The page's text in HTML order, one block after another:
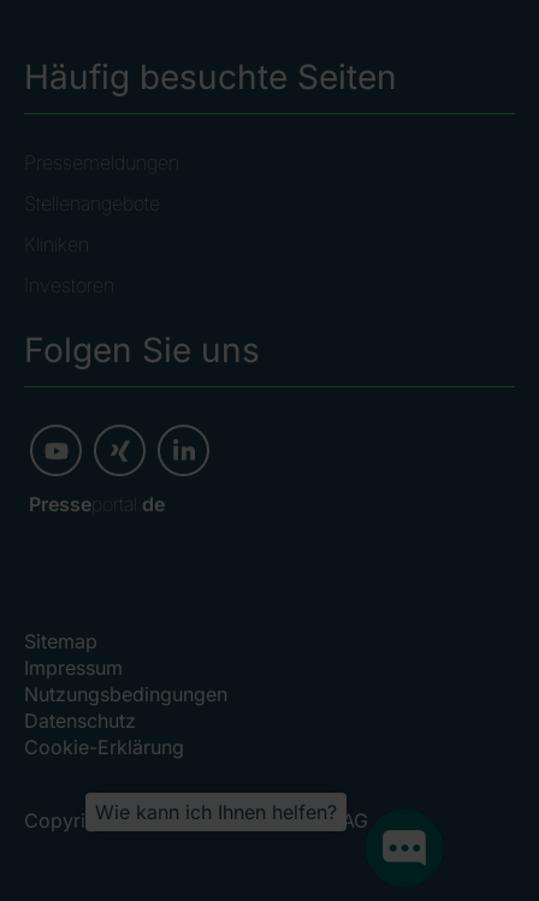
Häufig besuchte Seiten
Pressemeldungen
Stellenangebote
Kliniken
Investoren
Folgen Sie uns
Presseportal. de
Sitemap
Impressum
Nutzungsbedingungen
Datenschutz
Cookie-Erklärung
Copyright 2026, RHÖN-KLINIKUM AG
Wie kann ich Ihnen helfen?